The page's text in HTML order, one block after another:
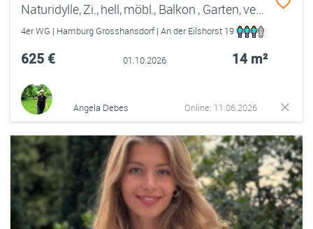
Naturidylle, Zi., hell, möbl., Balkon , Garten, verkehrsgünstig
4er WG | Hamburg Grosshansdorf | An der Eilshorst 19
625 € 01.10.2026 14 m²
Angela Debes Online: 11.06.2026